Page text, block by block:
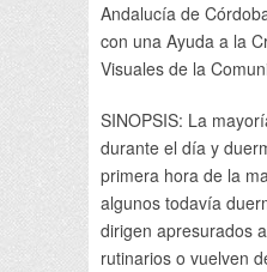
Andalucía de
con una Ayuda a la
Visuales de la
SINOPSIS: La
durante el día y
primera hora de la
algunos todavía
dirigen apresurados
rutinarios o vuelven